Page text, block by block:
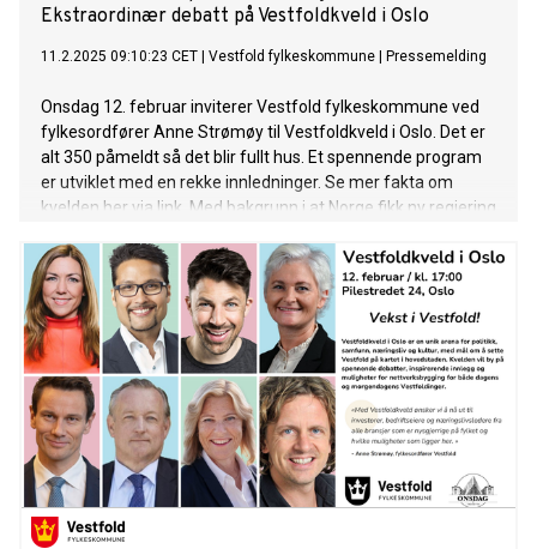
Ekstraordinær debatt på Vestfoldkveld i Oslo
11.2.2025 09:10:23 CET Vestfold fylkeskommune Pressemelding
Onsdag 12. februar inviterer Vestfold fylkeskommune ved
fylkesordfører Anne Strømøy til Vestfoldkveld i Oslo. Det er
alt 350 påmeldt så det blir fullt hus. Et spennende program
er utviklet med en rekke innledninger. Se mer fakta om
kvelden her via link. Med bakgrunn i at Norge fikk ny regjering
19.45. Tid: Vestfoldkvelden starter med mingling kl. 16.30 –
18.00. Så spennende faglig program fra kl. 18.00. (Se eget
program). Den ekstraordinære debatten starter ca. kl. 19.45.
Sted: Trekanten bar/restaurant (Pilestredet 24 i Oslo
sentrum) Servering: Enkel mat (16:30 - 18:00) og mulighet til
å kjøpe drikke